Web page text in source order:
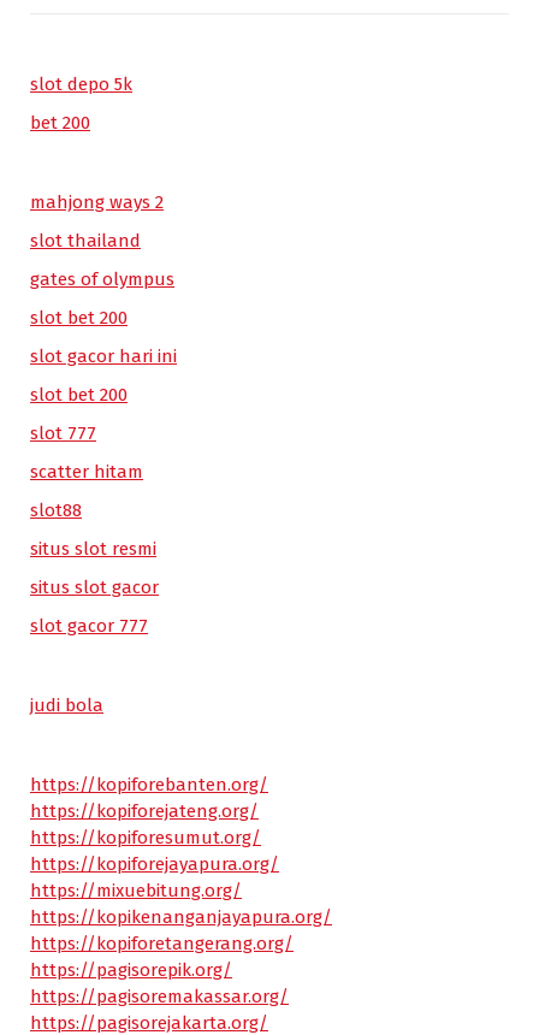
slot depo 5k
bet 200
mahjong ways 2
slot thailand
gates of olympus
slot bet 200
slot gacor hari ini
slot bet 200
slot 777
scatter hitam
slot88
situs slot resmi
situs slot gacor
slot gacor 777
judi bola
https://kopiforebanten.org/
https://kopiforejateng.org/
https://kopiforesumut.org/
https://kopiforejayapura.org/
https://mixuebitung.org/
https://kopikenanganjayapura.org/
https://kopiforetangerang.org/
https://pagisorepik.org/
https://pagisoremakassar.org/
https://pagisorejakarta.org/